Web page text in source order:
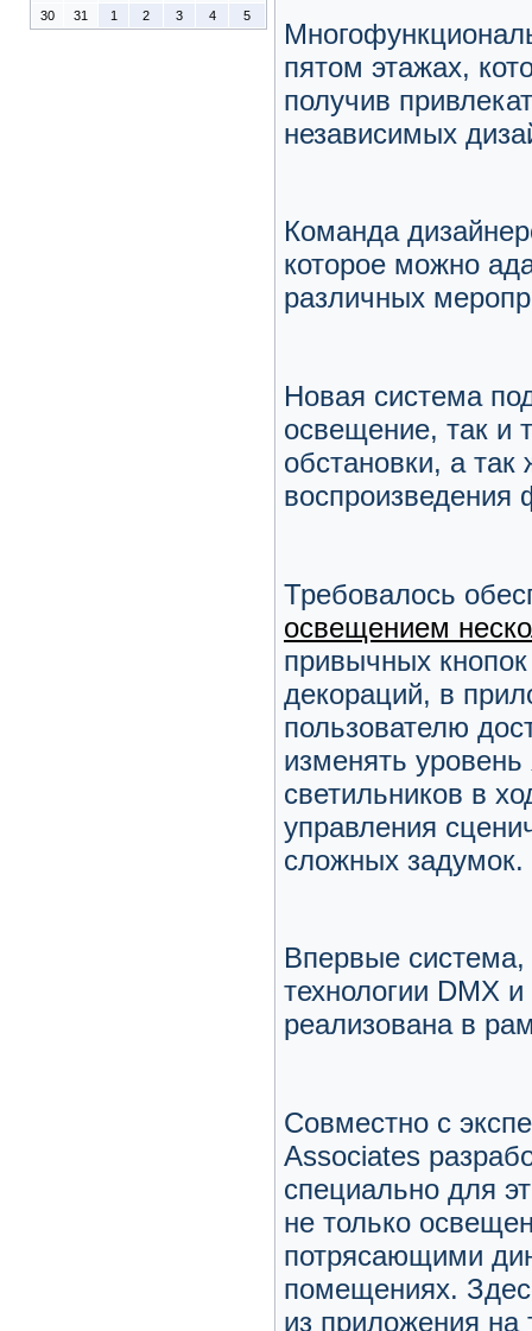
пятом этажах,
получив
независимых
Команда
которое можно
различных
Новая система
освещение, так и
обстановки, а
Требовалось
освещением
привычных
декораций, в
пользователю
изменять
светильников в
управления
сложных задумок.
Впервые система,
технологии DMX
реализована в
Совместно с
Associates
специально для
не только
потрясающими
помещениях.
из приложения на
30
31 1 2 3 4 5